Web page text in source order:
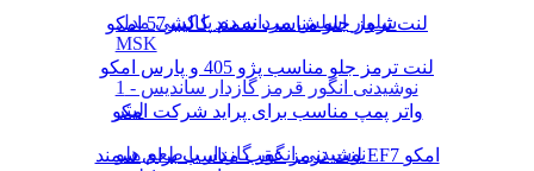
شلوار اسلش مردانه دم پا کشی مدل
MSK
نوشیدنی انگور قرمز گازدار ساندیس - 1
لیتر
نوشیدنی انگور گازدار با طعم هلو
لنت ترمز جلو مناسب سمند کالیبر57 امکو
لنت ترمز جلو مناسب پژو 405 و پارس امکو
واتر پمپ مناسب برای پراید شرکت امکو
لنت ترمز عقب مناسب برای سمند EF7 امکو